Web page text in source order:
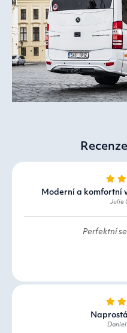
Moderní a komfortní
Julie
Perfektní
Daniel